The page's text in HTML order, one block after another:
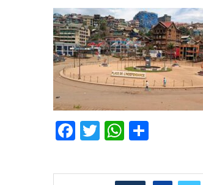
Facebook
TwitterWhatsApp